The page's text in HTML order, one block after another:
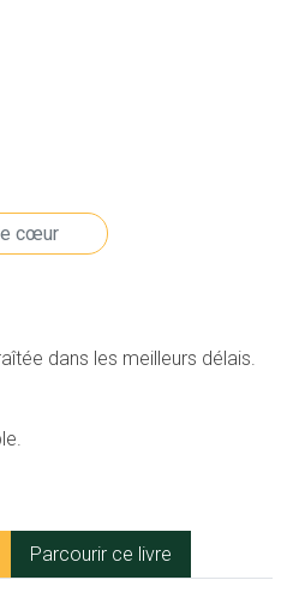
dans les meilleurs délais.
Parcourir ce livre